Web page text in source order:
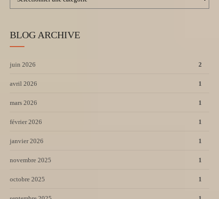
BLOG ARCHIVE
juin 2026 2
avril 2026 1
mars 2026 1
février 2026 1
janvier 2026 1
novembre 2025 1
octobre 2025 1